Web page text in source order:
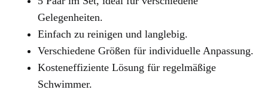
Gelegenheiten.
Einfach zu reinigen und langlebig.
Verschiedene Größen für individuelle Anpassung.
Kosteneffiziente Lösung für regelmäßige
Schwimmer.